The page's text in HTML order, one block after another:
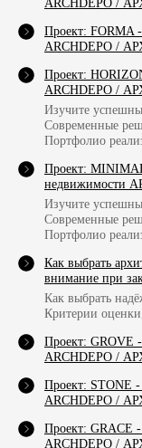
ARCHDEPO /
Проект: FORMA
ARCHDEPO /
Проект:
ARCHDEPO /
Изучите
Современные
Портфолио
Проект:
недвижимости
Изучите
Современные
Портфолио
Как выбрать
внимание при
Как выбрать
Критерии
Проект: GROVE
ARCHDEPO /
Проект: STONE -
ARCHDEPO /
Проект: GRACE -
ARCHDEPO /